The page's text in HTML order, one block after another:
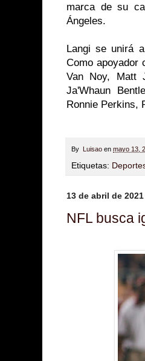
marca de su
Ángeles.
Langi se unirá
Como apoyador
Van Noy, Matt
Ja'Whaun
Ronnie Perkins,
By Luisao en mayo 13,
Etiquetas:
13 de abril de 2021
NFL busca